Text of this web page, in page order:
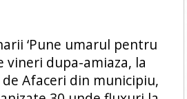
‘Pune umarul pentru
vineri dupa-amiaza, la
Afaceri din municipiu,